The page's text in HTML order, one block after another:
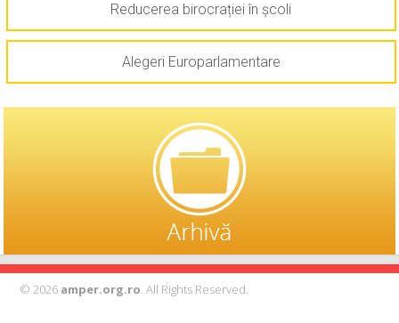
Reducerea birocrației în școli
Alegeri Europarlamentare
© 2026 amper.org.ro. All Rights Reserved.